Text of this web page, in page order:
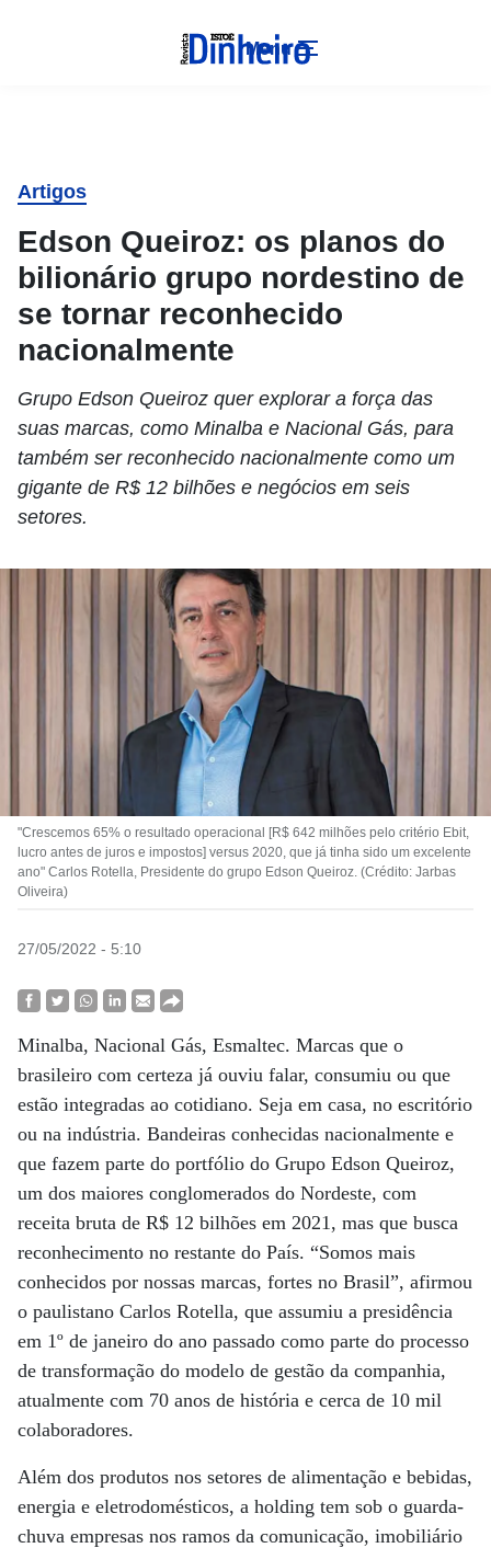
Menu
Artigos
Edson Queiroz: os planos do
bilionário grupo nordestino de
se tornar reconhecido
nacionalmente
Grupo Edson Queiroz quer explorar a força das
suas marcas, como Minalba e Nacional Gás, para
também ser reconhecido nacionalmente como um
gigante de R$ 12 bilhões e negócios em seis
setores.
"Crescemos 65% o resultado operacional [R$ 642 milhões pelo critério Ebit,
lucro antes de juros e impostos] versus 2020, que já tinha sido um excelente
ano" Carlos Rotella, Presidente do grupo Edson Queiroz. (Crédito: Jarbas
Oliveira)
27/05/2022 - 5:10
Minalba, Nacional Gás, Esmaltec. Marcas que o
brasileiro com certeza já ouviu falar, consumiu ou que
estão integradas ao cotidiano. Seja em casa, no escritório
ou na indústria. Bandeiras conhecidas nacionalmente e
que fazem parte do portfólio do Grupo Edson Queiroz,
um dos maiores conglomerados do Nordeste, com
receita bruta de R$ 12 bilhões em 2021, mas que busca
reconhecimento no restante do País. “Somos mais
conhecidos por nossas marcas, fortes no Brasil”, afirmou
o paulistano Carlos Rotella, que assumiu a presidência
em 1º de janeiro do ano passado como parte do processo
de transformação do modelo de gestão da companhia,
atualmente com 70 anos de história e cerca de 10 mil
colaboradores.
Além dos produtos nos setores de alimentação e bebidas,
energia e eletrodomésticos, a holding tem sob o guarda-
chuva empresas nos ramos da comunicação, imobiliário